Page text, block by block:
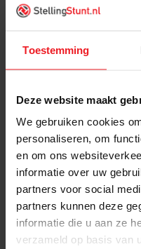
Toestemming
Deze website maakt
We gebruiken cookies
personaliseren, om
en om ons
informatie over uw
partners voor social
partners kunnen deze
informatie die u aan ze
verzameld op basis van
Specificaties
Wat is inbegrepen?
Product